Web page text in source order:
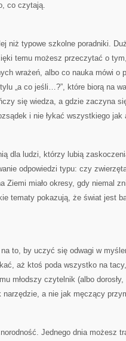
co czytają.
niż typowe szkolne poradniki.
temu możesz przeczytać o
wrażeń, albo co nauka mówi o
„a co jeśli…?”, które biorą na
się wiedza, a gdzie zaczyna
i nie łykać wszystkiego jak
dla ludzi, którzy lubią
odpowiedzi typu: czy
Ziemi miało okresy, gdy niemal
tematy pokazują, że świat jest
to, by uczyć się odwagi w
aż ktoś poda wszystko na
młodszy czytelnik (albo
a nie jak męczący
Jednego dnia możesz